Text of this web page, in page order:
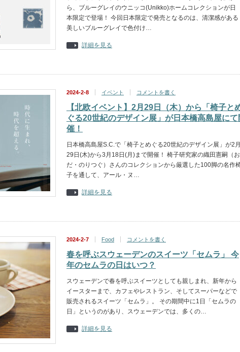
ら、ブルーグレイのウニッコ(Unikko)ホームコレクションが日
本限定で登場！ 今回日本限定で発売となるのは、清潔感がある
美しいブルーグレイで色付け…
詳細を見る
2024-2-8 イベント コメントを書く
【北欧イベント】2月29日（木）から「椅子と
ぐる20世紀のデザイン展」が日本橋高島屋にて
催！
日本橋高島屋S.C.で「椅子とめぐる20世紀のデザイン展」が2
29日(木)から3月18日(月)まで開催！ 椅子研究家の織田憲嗣（お
だ・のりつぐ）さんのコレクションから厳選した100脚の名作
子を通して、アール・ヌ…
詳細を見る
2024-2-7 Food コメントを書く
春を呼ぶスウェーデンのスイーツ「セムラ」 今
年のセムラの日はいつ？
スウェーデンで春を呼ぶスイーツとしても親しまれ、新年から
イースターまで、カフェやレストラン、そしてスーパーなどで
販売されるスイーツ「セムラ」。 その期間中に1日「セムラの
日」というのがあり、スウェーデンでは、多くの…
詳細を見る